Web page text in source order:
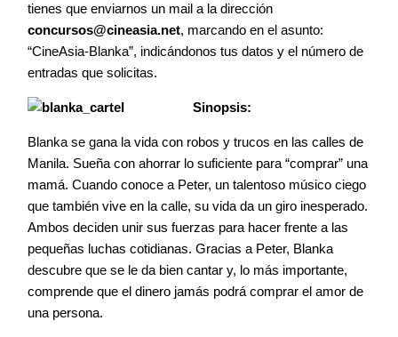
tienes que enviarnos un mail a la dirección
concursos@cineasia.net, marcando en el asunto:
“CineAsia-Blanka”, indicándonos tus datos y el número de
entradas que solicitas.
Sinopsis:
Blanka se gana la vida con robos y trucos en las calles de
Manila. Sueña con ahorrar lo suficiente para “comprar” una
mamá. Cuando conoce a Peter, un talentoso músico ciego
que también vive en la calle, su vida da un giro inesperado.
Ambos deciden unir sus fuerzas para hacer frente a las
pequeñas luchas cotidianas. Gracias a Peter, Blanka
descubre que se le da bien cantar y, lo más importante,
comprende que el dinero jamás podrá comprar el amor de
una persona.
©2026 COPYRIGHT FLOTHEMES